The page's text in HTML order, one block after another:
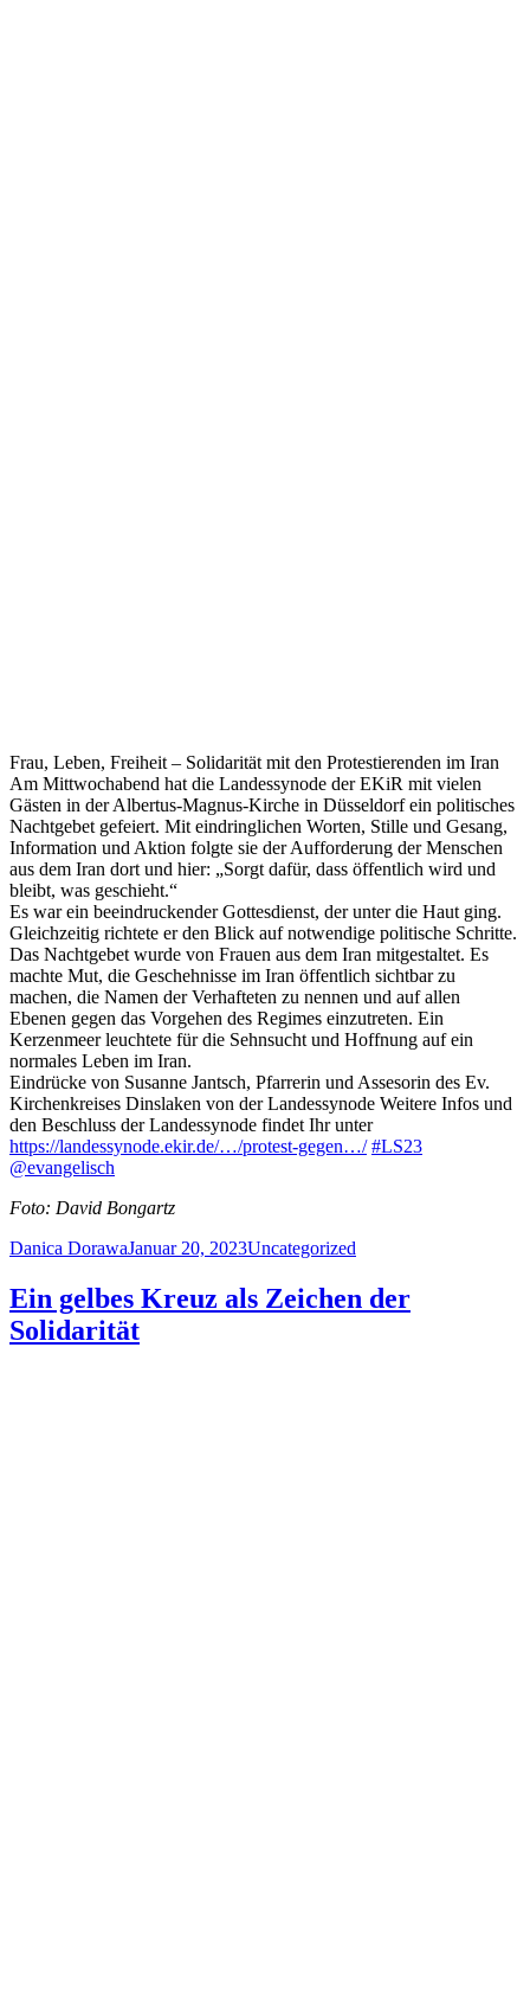
Frau, Leben, Freiheit – Solidarität mit den Protestierenden im Iran
Am Mittwochabend hat die Landessynode der EKiR mit vielen
Gästen in der Albertus-Magnus-Kirche in Düsseldorf ein politisches
Nachtgebet gefeiert. Mit eindringlichen Worten, Stille und Gesang,
Information und Aktion folgte sie der Aufforderung der Menschen
aus dem Iran dort und hier: „Sorgt dafür, dass öffentlich wird und
bleibt, was geschieht.“
Es war ein beeindruckender Gottesdienst, der unter die Haut ging.
Gleichzeitig richtete er den Blick auf notwendige politische Schritte.
Das Nachtgebet wurde von Frauen aus dem Iran mitgestaltet. Es
machte Mut, die Geschehnisse im Iran öffentlich sichtbar zu
machen, die Namen der Verhafteten zu nennen und auf allen
Ebenen gegen das Vorgehen des Regimes einzutreten. Ein
Kerzenmeer leuchtete für die Sehnsucht und Hoffnung auf ein
normales Leben im Iran.
Eindrücke von Susanne Jantsch, Pfarrerin und Assesorin des Ev.
Kirchenkreises Dinslaken von der Landessynode Weitere Infos und
den Beschluss der Landessynode findet Ihr unter
https://landessynode.ekir.de/…/protest-gegen…/ #LS23
@evangelisch
Foto: David Bongartz
Author
Danica DorawaPosted
Januar 20, 2023Categories
Uncategorized
Ein gelbes Kreuz als Zeichen der
Solidarität